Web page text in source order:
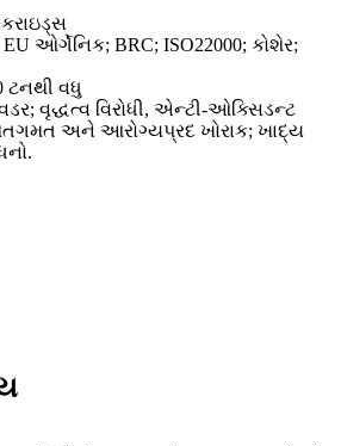
ઓર્ગેનિક; BRC; ISO22000; કોશેર;
ટનથી વધુ
વૃદ્ધત્વ વિરોધી, એન્ટી-ઓક્સિડન્ટ
અને આરોગ્યપ્રદ ખોરાક; ખાદ્ય